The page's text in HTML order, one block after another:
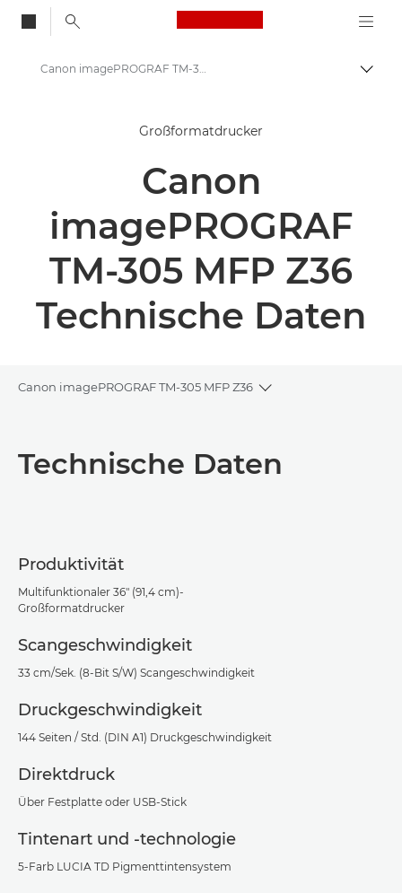
Canon Logo, back
Auf
Lösungen & Dienstleistungen
imagePROGRAF TM-305 MFP Z36: Überlegener Großformatdruck
Canon imagePROGRAF TM-305 MFP Z36 – Großformatdrucker – Technische Daten
Großformatdrucker
Canon
imagePROGRAF
TM-305 MFP Z36
Technische Daten
Canon imagePROGRAF TM-305 MFP Z36
Toggle breadcrumbs
Technische Daten
PDF-Download
Technische Daten
Produktivität
Multifunktionaler 36" (91,4 cm)-
Großformatdrucker
Scangeschwindigkeit
33 cm/Sek. (8-Bit S/W) Scangeschwindigkeit
Druckgeschwindigkeit
144 Seiten / Std. (DIN A1) Druckgeschwindigkeit
Direktdruck
Über Festplatte oder USB-Stick
Tintenart und -technologie
5-Farb LUCIA TD Pigmenttintensystem